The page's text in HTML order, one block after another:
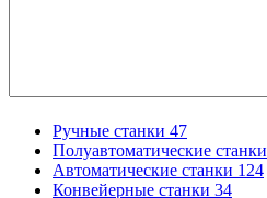
Ручные станки 47
Полуавтоматические станки
Автоматические станки 124
Конвейерные станки 34